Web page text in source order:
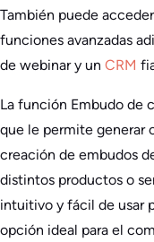
También puede
funciones avanzadas
de webinar y un CRM
La función Embudo de
que le permite generar
creación de embudos
distintos productos o
intuitivo y fácil de usar
opción ideal para el